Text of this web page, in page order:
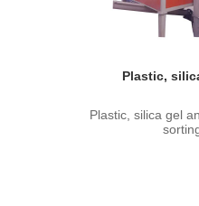
Plastic,
Plastic, silica gel